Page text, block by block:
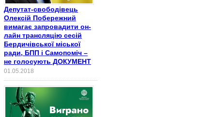
Депутат-свободівець
Олексій Побережний
вимагає запровадити он-
лайн трансляцію сесій
Бердичівської міської
ради, БПП і Самопоміч –
не голосують ДОКУМЕНТ
01.05.2018